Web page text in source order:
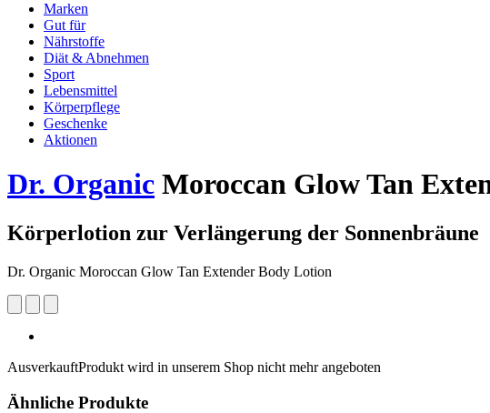
Marken
Gut für
Nährstoffe
Diät & Abnehmen
Sport
Lebensmittel
Körperpflege
Geschenke
Aktionen
Dr. Organic Moroccan Glow Tan
Körperlotion zur Verlängerung der Sonnenbräune
Dr. Organic Moroccan Glow Tan Extender Body Lotion
AusverkauftProdukt wird in unserem Shop nicht mehr angeboten
Ähnliche Produkte